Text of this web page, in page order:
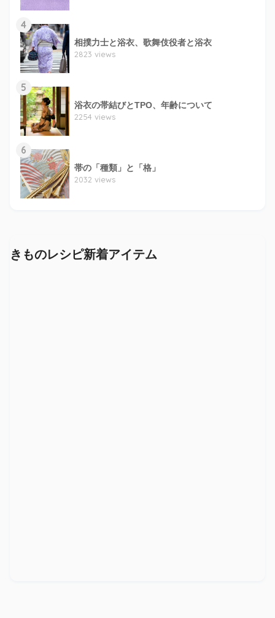
4
相撲力士と浴衣、歌舞伎役者と浴衣
2823 views
5
浴衣の帯結びとTPO、年齢について
2254 views
6
帯の「種類」と「格」
2032 views
きものレシピ新着アイテム